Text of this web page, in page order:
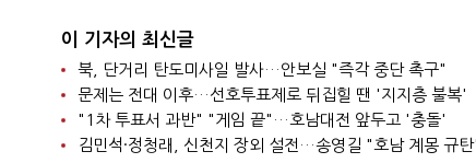
이 기자의 최신글
북, 단거리 탄도미사일 발사…안보실 "즉각 중단 촉구"
문제는 전대 이후…선호투표제로 뒤집힐 땐 '지지층 불복'
"1차 투표서 과반" "게임 끝"…호남대전 앞두고 '충돌'
김민석·정청래, 신천지 장외 설전…송영길 "호남 계몽 규